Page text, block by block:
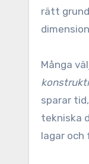
rätt
Många
sparar
tekniska
lagar och